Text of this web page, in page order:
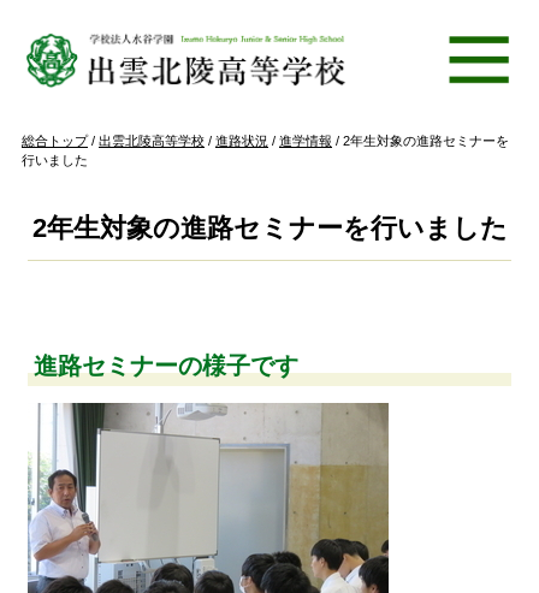
現
在
置：
総合トップ/ 出雲北陵高等学校 / 進路状況 / 進学情報 / 2年生対象の進路セミナーを
行いました
2年生対象の進路セミナーを行いました
進路セミナーの様子です